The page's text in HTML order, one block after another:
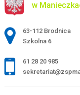
w
Adres pocztowy:
63-112 Brodnica
Szkolna 6
61 28 20 985